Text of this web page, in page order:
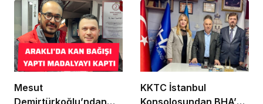
Mesut
KKTC İstanbul